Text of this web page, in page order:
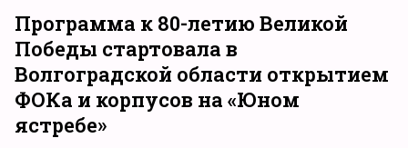
Программа к 80-летию Великой
Победы стартовала в
Волгоградской области открытием
ФОКа и корпусов на «Юном
ястребе»